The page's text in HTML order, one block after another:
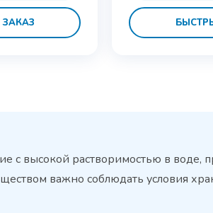
с высокой растворимостью в
важно соблюдать условия